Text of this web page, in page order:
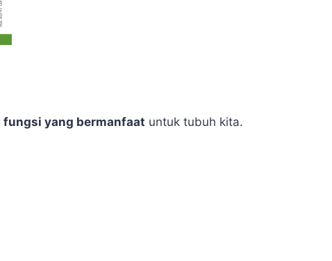
fungsi yang bermanfaat untuk tubuh kita.